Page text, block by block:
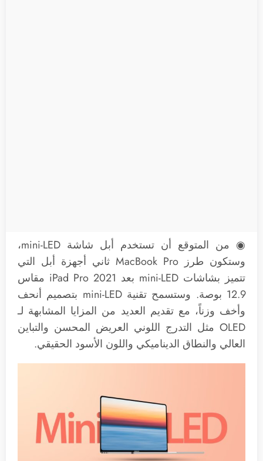
◉ من المتوقع أن تستخدم أبل شاشة mini-LED،
وستكون طرز MacBook Pro ثاني أجهزة أبل التي
تتميز بشاشات mini-LED بعد 2021 ‌iPad Pro‌ مقاس
12.9 بوصة. وستسمح تقنية mini-LED بتصميم أنحف
وأخف وزناً، مع تقديم العديد من المزايا المشابهة لـ
OLED مثل التدرج اللوني العريض المحسن والتباين
العالي والنطاق الديناميكي واللون الأسود الحقيقي.